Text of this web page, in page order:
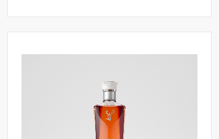
uiterst zeldzaam en gewild verzamelobject
is.